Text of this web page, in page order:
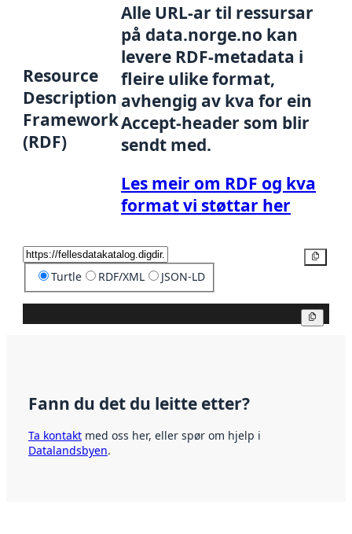
Resource
Description
Framework
(RDF)
Alle URL-ar til ressursar
på data.norge.no kan
levere RDF-metadata i
fleire ulike format,
avhengig av kva for ein
Accept-header som blir
sendt med.
Les meir om RDF og kva
format vi støttar her
Turtle RDF/XML JSON-LD
Fann du det du leitte etter?
Ta kontakt med oss her, eller spør om hjelp i
Datalandsbyen.